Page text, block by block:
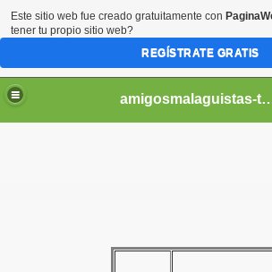
Este sitio web fue creado gratuitamente con
tener tu propio sitio web?
REGÍSTRATE GRATIS